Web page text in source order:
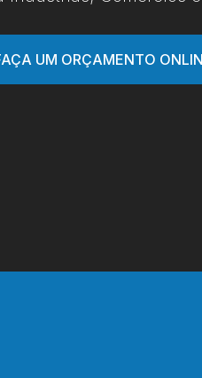
UM ORÇAMENTO